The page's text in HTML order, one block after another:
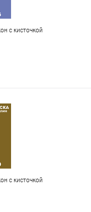
с кисточкой
с кисточкой